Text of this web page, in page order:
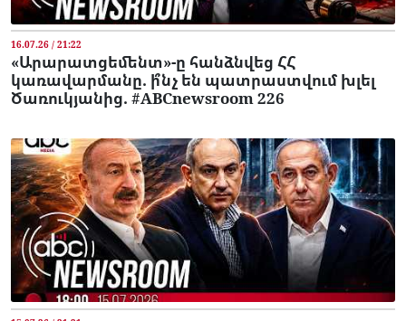
16.07.26 / 21:22
«Արարատցեմենտ»-ը հանձնվեց ՀՀ
կառավարմանը. ի՞նչ են պատրաստվում խլել
Ծառուկյանից. #ABCnewsroom 226